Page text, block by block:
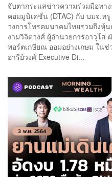
จับตากระแสข่าวความร่วมมือทา
คอมมูนิเคชั่น (DTAC) กับ บมจ.ท
วงการโทรคมนาคมไทยรวมถึงหุ้
งามวิจิตวงศ์ ผู้อำนวยการอาวุโส
พอร์ตเกษียณ ออมอย่างเกษม ใน
อารีย์วงศ์ Executive Di...